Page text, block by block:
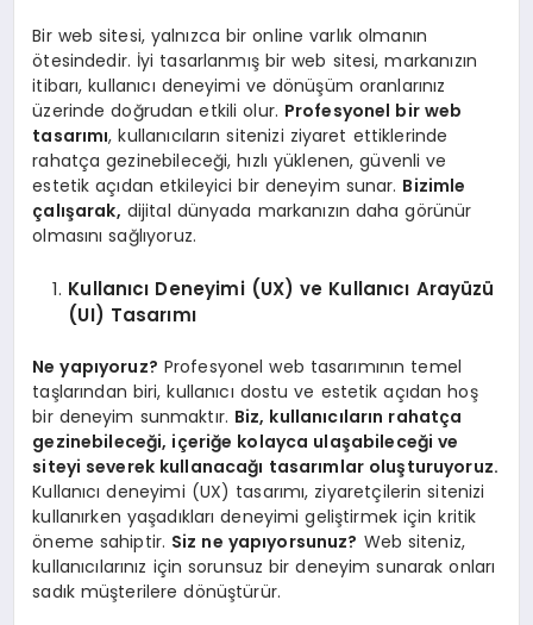
Bir web sitesi, yalnızca bir online varlık olmanın
ötesindedir. İyi tasarlanmış bir web sitesi, markanızın
itibarı, kullanıcı deneyimi ve dönüşüm oranlarınız
üzerinde doğrudan etkili olur. Profesyonel bir web
tasarımı, kullanıcıların sitenizi ziyaret ettiklerinde
rahatça gezinebileceği, hızlı yüklenen, güvenli ve
estetik açıdan etkileyici bir deneyim sunar. Bizimle
çalışarak, dijital dünyada markanızın daha görünür
olmasını sağlıyoruz.
Kullanıcı Deneyimi (UX) ve Kullanıcı Arayüzü
(UI) Tasarımı
Ne yapıyoruz? Profesyonel web tasarımının temel
taşlarından biri, kullanıcı dostu ve estetik açıdan hoş
bir deneyim sunmaktır. Biz, kullanıcıların rahatça
gezinebileceği, içeriğe kolayca ulaşabileceği ve
siteyi severek kullanacağı tasarımlar oluşturuyoruz.
Kullanıcı deneyimi (UX) tasarımı, ziyaretçilerin sitenizi
kullanırken yaşadıkları deneyimi geliştirmek için kritik
öneme sahiptir. Siz ne yapıyorsunuz? Web siteniz,
kullanıcılarınız için sorunsuz bir deneyim sunarak onları
sadık müşterilere dönüştürür.